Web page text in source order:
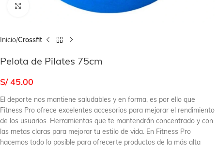
Click to enlarge
Inicio Crossfit
Pelota de Pilates 75cm
S/45.00
El deporte nos mantiene saludables y en forma, es por ello que
Fitness Pro ofrece excelentes accesorios para mejorar el rendimiento
de los usuarios. Herramientas que te mantendrán concentrado y con
las metas claras para mejorar tu estilo de vida. En Fitness Pro
hacemos todo lo posible para ofrecerte productos de la más alta